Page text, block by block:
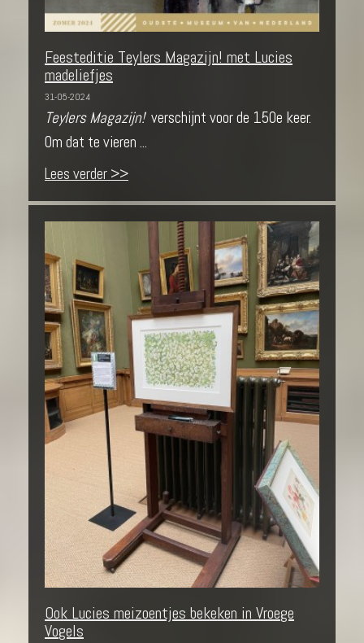
Feesteditie Teylers Magazijn! met Lucies
madeliefjes
31-05-2024
Teylers Magazijn!verschijnt voor de 150e keer.
Om dat te vieren ...
Lees verder >>
Ook Lucies meizoentjes bekeken in Vroege
Vogels